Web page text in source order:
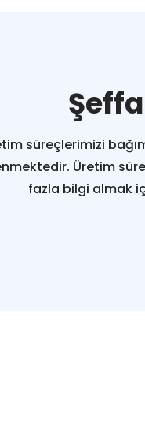
süreçlerimizi
Üretim
fazla bilgi almak